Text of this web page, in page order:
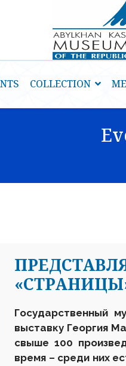
COLLECTION
Государственный
выставку Георгия
свыше 100
время – среди них